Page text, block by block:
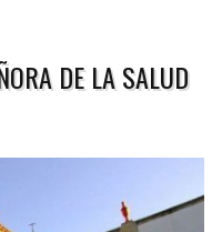
DE LA SALUD